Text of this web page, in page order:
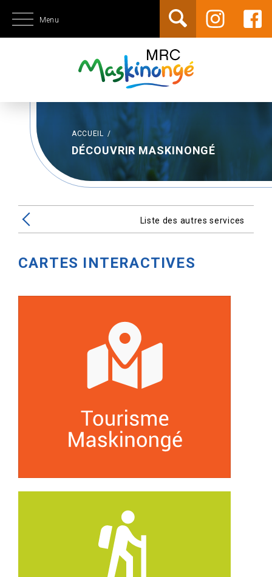
Menu
ACCUEIL /
DÉCOUVRIR MASKINONGÉ
Liste des autres services
CARTES INTERACTIVES